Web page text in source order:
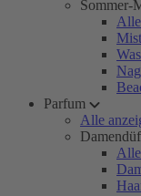
Sommer-
Parfum
Alle